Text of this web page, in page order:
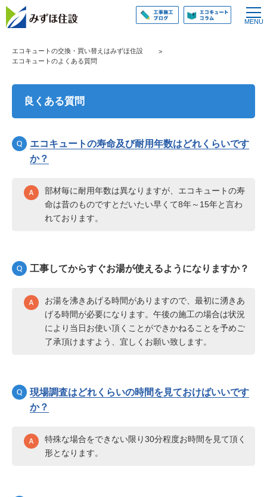
エコキュートの交換・買い替えはみずほ住設
エコキュートのよくある質問
良くある質問
エコキュートの寿命及び耐用年数はどれくらいです
か？
部材毎に耐用年数は異なりますが、エコキュートの寿
命は昔のものですとだいたい早くて8年～15年と言わ
れております。
工事してからすぐお湯が使えるようになりますか？
お湯を沸きあげる時間がありますので、最初に湧きあ
げる時間が必要になります。午後の施工の場合は状況
により当日お使い頂くことができかねることを予めご
了承頂けますよう、宜しくお願い致します。
現場調査はどれくらいの時間を見ておけばいいです
か？
特殊な場合をできない限り30分程度お時間を見て頂く
形となります。